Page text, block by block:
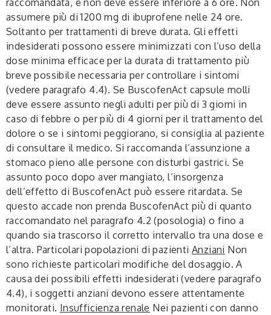
assumere più di 1200 mg di ibuprofene nelle 24 ore.
Soltanto per trattamenti di breve durata. Gli effetti
indesiderati possono essere minimizzati con l’uso della
dose minima efficace per la durata di trattamento più
breve possibile necessaria per controllare i sintomi
(vedere paragrafo 4.4). Se BuscofenAct capsule molli
deve essere assunto negli adulti per più di 3 giorni in
caso di febbre o per più di 4 giorni per il trattamento del
dolore o se i sintomi peggiorano, si consiglia al paziente
di consultare il medico. Si raccomanda l’assunzione a
stomaco pieno alle persone con disturbi gastrici. Se
assunto poco dopo aver mangiato, l’insorgenza
dell’effetto di BuscofenAct può essere ritardata. Se
questo accade non prenda BuscofenAct più di quanto
raccomandato nel paragrafo 4.2 (posologia) o fino a
quando sia trascorso il corretto intervallo tra una dose e
l’altra. Particolari popolazioni di pazienti Anziani Non
sono richieste particolari modifiche del dosaggio. A
causa dei possibili effetti indesiderati (vedere paragrafo
4.4), i soggetti anziani devono essere attentamente
monitorati. Insufficienza renale Nei pazienti con danno